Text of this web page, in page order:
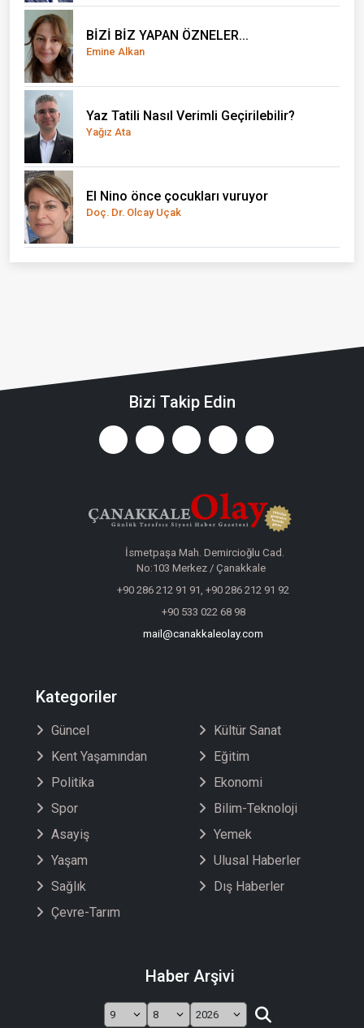
BİZİ BİZ YAPAN ÖZNELER...
Emine Alkan
Yaz Tatili Nasıl Verimli Geçirilebilir?
Yağız Ata
El Nino önce çocukları vuruyor
Doç. Dr. Olcay Uçak
Bizi Takip Edin
İsmetpaşa Mah. Demircioğlu Cad.
No:103 Merkez / Çanakkale
+90 286 212 91 91, +90 286 212 91 92
+90 533 022 68 98
mail@canakkaleolay.com
Kategoriler
Güncel
Kent Yaşamından
Politika
Spor
Asayiş
Yaşam
Sağlık
Çevre-Tarım
Kültür Sanat
Eğitim
Ekonomi
Bilim-Teknoloji
Yemek
Ulusal Haberler
Dış Haberler
Haber Arşivi